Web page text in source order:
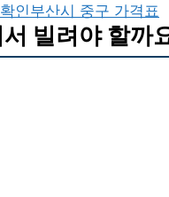
인부산시 중구 가격표
빌려야 할까